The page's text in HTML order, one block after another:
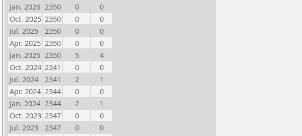
Jan. 2026 2350 0
0
Oct. 2025 2350 0
0
Jul. 2025
2350 0
0
Apr. 2025 2350 0
0
Jan. 2025 2350 5
4
Oct. 2024 2341 0
0
Jul. 2024
2341 2
1
Apr. 2024 2344 0
0
Jan. 2024 2344 2
1
Oct. 2023 2347 0
0
Jul. 2023
2347 0
0